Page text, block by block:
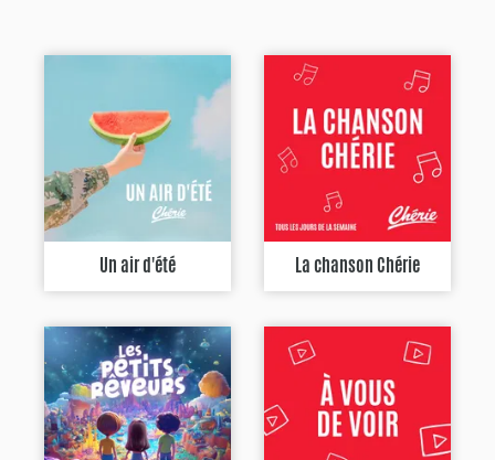
Un air d'été La chanson Chérie